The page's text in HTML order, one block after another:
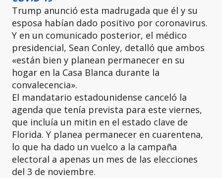
Trump anunció esta madrugada que él y su
esposa habían dado positivo por coronavirus.
Y en un comunicado posterior, el médico
presidencial, Sean Conley, detalló que ambos
«están bien y planean permanecer en su
hogar en la Casa Blanca durante la
convalecencia».
El mandatario estadounidense canceló la
agenda que tenía prevista para este viernes,
que incluía un mitin en el estado clave de
Florida. Y planea permanecer en cuarentena,
lo que ha dado un vuelco a la campaña
electoral a apenas un mes de las elecciones
del 3 de noviembre.